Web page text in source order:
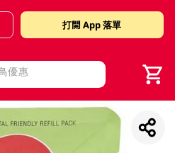
打開 App 落單